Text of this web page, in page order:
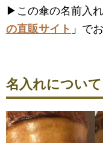
▶この傘の名前入
の直販サイト 」で
名入れについて